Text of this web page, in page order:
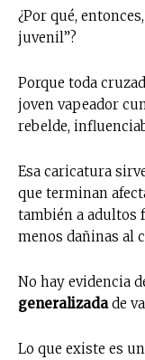
¿Por qué,
juvenil”?
Porque toda
joven vapeador
rebelde,
Esa caricatura
que terminan
también a adultos
menos dañinas al
No hay evidencia
generalizadade
Lo que existe es